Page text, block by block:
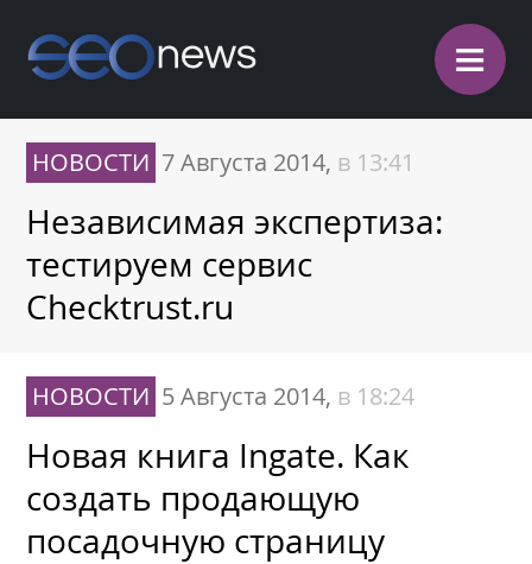
≡
НОВОСТИ 7 Августа 2014, в 13:41
Независимая экспертиза:
тестируем сервис
Checktrust.ru
НОВОСТИ 5 Августа 2014, в 18:24
Новая книга Ingate. Как
создать продающую
посадочную страницу